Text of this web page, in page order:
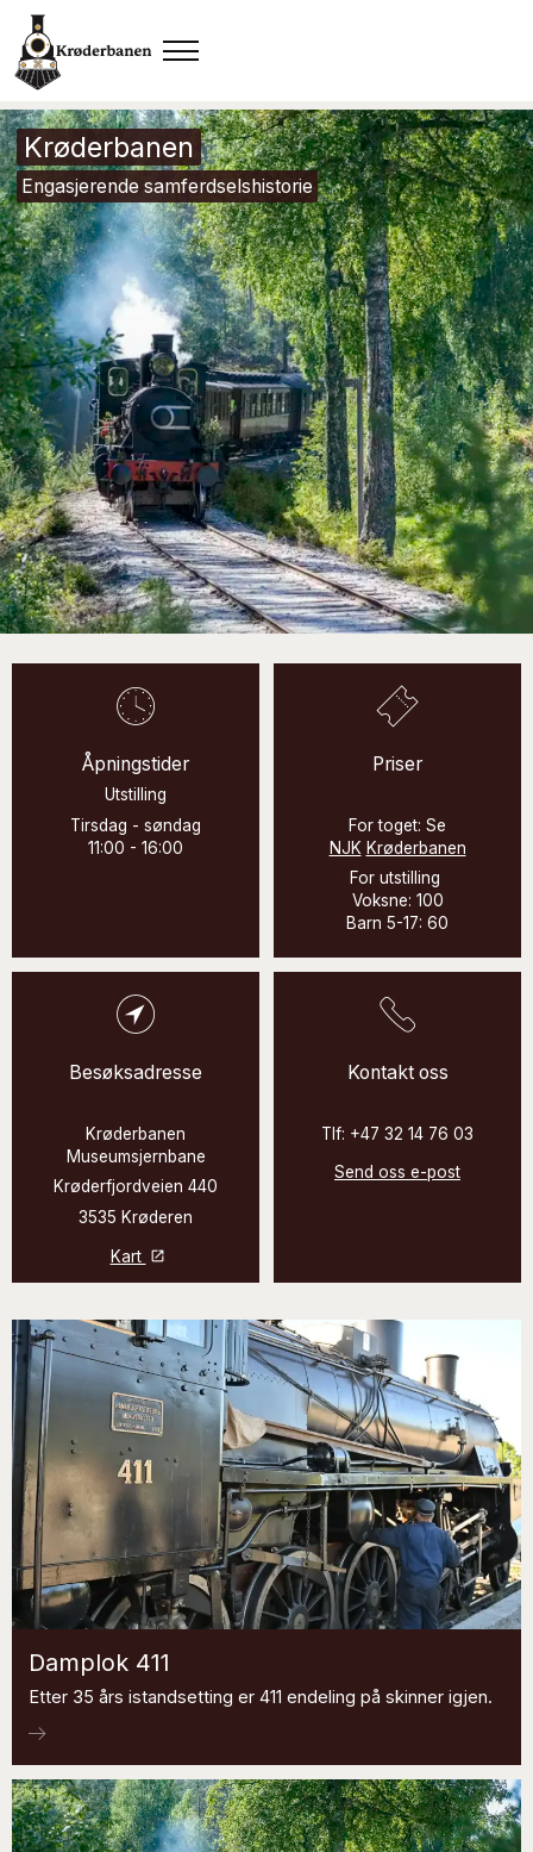
Krøderbanen
Engasjerende samferdselshistorie
Åpningstider
Utstilling
Tirsdag - søndag
11:00 - 16:00
Priser
For toget: Se
NJK Krøderbanen
For utstilling
Voksne: 100
Barn 5-17: 60
Besøksadresse
Krøderbanen
Museumsjernbane
Krøderfjordveien 440
3535 Krøderen
Kart
Kontakt oss
Tlf: +47 32 14 76 03
Send oss e-post
Damplok 411
Etter 35 års istandsetting er 411 endeling på skinner igjen.